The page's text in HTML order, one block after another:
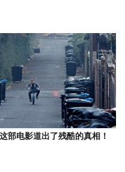
部电影道出了残酷的真相！